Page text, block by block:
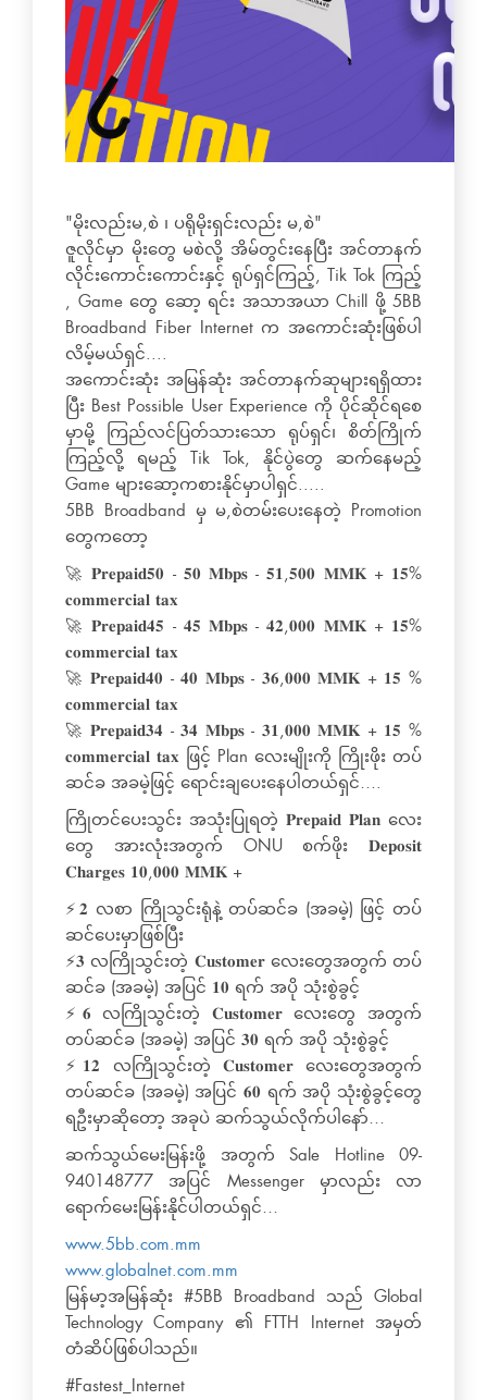
"မိုးလည်းမ,စဲ ၊ ပရိုမိုးရှင်းလည်း မ,စဲ"
ဇူလိုင်မှာ မိုးတွေ မစဲလို့ အိမ်တွင်းနေပြီး အင်တာနက်
လိုင်းကောင်းကောင်းနှင့် ရုပ်ရှင်ကြည့်, Tik Tok ကြည့်
, Game တွေ ဆော့ ရင်း အသာအယာ Chill ဖို့ 5BB
Broadband Fiber Internet က အကောင်းဆုံးဖြစ်ပါ
လိမ့်မယ်ရှင်....
အကောင်းဆုံး အမြန်ဆုံး အင်တာနက်ဆုများရရှိထား
ပြီး Best Possible User Experience ကို ပိုင်ဆိုင်ရစေ
မှာမို့ ကြည်လင်ပြတ်သားသော ရုပ်ရှင်၊ စိတ်ကြိုက်
ကြည့်လို့ ရမည့် Tik Tok, နိုင်ပွဲတွေ ဆက်နေမည့်
Game များဆော့ကစားနိုင်မှာပါရှင်.....
5BB Broadband မှ မ,စဲတမ်းပေးနေတဲ့ Promotion
တွေကတော့
🚀​ 𝐏𝐫𝐞𝐩𝐚𝐢𝐝𝟓𝟎 - 𝟓𝟎 𝐌𝐛𝐩𝐬 - 𝟓𝟏,𝟓𝟎𝟎 𝐌𝐌𝐊 + 𝟏𝟓%
𝐜𝐨𝐦𝐦𝐞𝐫𝐜𝐢𝐚𝐥 𝐭𝐚𝐱
🚀 𝐏𝐫𝐞𝐩𝐚𝐢𝐝𝟒𝟓 - 𝟒𝟓 𝐌𝐛𝐩𝐬 - 𝟒𝟐,𝟎𝟎𝟎 𝐌𝐌𝐊 + 𝟏𝟓%
𝐜𝐨𝐦𝐦𝐞𝐫𝐜𝐢𝐚𝐥 𝐭𝐚𝐱
🚀 𝐏𝐫𝐞𝐩𝐚𝐢𝐝𝟒𝟎 - 𝟒𝟎 𝐌𝐛𝐩𝐬 - 𝟑𝟔,𝟎𝟎𝟎 𝐌𝐌𝐊 + 𝟏𝟓 %
𝐜𝐨𝐦𝐦𝐞𝐫𝐜𝐢𝐚𝐥 𝐭𝐚𝐱
🚀 𝐏𝐫𝐞𝐩𝐚𝐢𝐝𝟑𝟒 - 𝟑𝟒 𝐌𝐛𝐩𝐬 - 𝟑𝟏,𝟎𝟎𝟎 𝐌𝐌𝐊 + 𝟏𝟓 %
𝐜𝐨𝐦𝐦𝐞𝐫𝐜𝐢𝐚𝐥 𝐭𝐚𝐱 ဖြင့် Plan လေးမျိုးကို ကြိုးဖိုး တပ်
ဆင်ခ အခမဲ့ဖြင့် ရောင်းချပေးနေပါတယ်ရှင်….
ကြိုတင်ပေးသွင်း အသုံးပြုရတဲ့ 𝐏𝐫𝐞𝐩𝐚𝐢𝐝 𝐏𝐥𝐚𝐧 လေး
တွေ အားလုံးအတွက် ONU စက်ဖိုး 𝐃𝐞𝐩𝐨𝐬𝐢𝐭
𝐂𝐡𝐚𝐫𝐠𝐞𝐬 𝟏𝟎,𝟎𝟎𝟎 𝐌𝐌𝐊 +
​⚡️𝟐 လစာ ကြိုသွင်းရုံနဲ့ တပ်ဆင်ခ (အခမဲ့) ဖြင့် တပ်
ဆင်ပေးမှာဖြစ်ပြီး
⚡️𝟑 လကြိုသွင်းတဲ့ 𝐂𝐮𝐬𝐭𝐨𝐦𝐞𝐫 လေးတွေအတွက် တပ်
ဆင်ခ (အခမဲ့) အပြင် 𝟏𝟎 ရက် အပို သုံးစွဲခွင့်
⚡️𝟔 လကြိုသွင်းတဲ့ 𝐂𝐮𝐬𝐭𝐨𝐦𝐞𝐫 လေးတွေ အတွက်
တပ်ဆင်ခ (အခမဲ့) အပြင် 𝟑𝟎 ရက် အပို သုံးစွဲခွင့်
⚡️𝟏𝟐 လကြိုသွင်းတဲ့ 𝐂𝐮𝐬𝐭𝐨𝐦𝐞𝐫 လေးတွေအတွက်
တပ်ဆင်ခ (အခမဲ့) အပြင် 𝟔𝟎 ရက် အပို သုံးစွဲခွင့်တွေ
ရဦးမှာဆိုတော့ အခုပဲ ဆက်သွယ်လိုက်ပါနော်…
ဆက်သွယ်မေးမြန်းဖို့ အတွက် Sale Hotline 09-
940148777 အပြင် Messenger မှာလည်း လာ
ရောက်မေးမြန်းနိုင်ပါတယ်ရှင်…
www.5bb.com.mm
www.globalnet.com.mm
မြန်မာ့အမြန်ဆုံး #5BB Broadband သည် Global
Technology Company ၏ FTTH Internet အမှတ်
တံဆိပ်ဖြစ်ပါသည်။
#Fastest_Internet